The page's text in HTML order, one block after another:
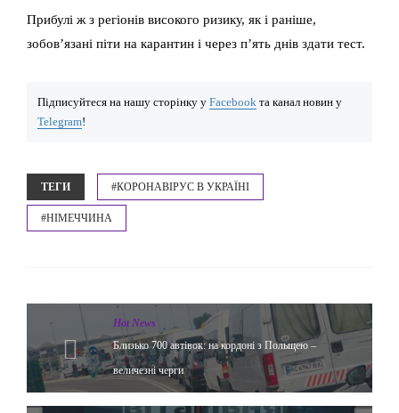
Прибулі ж з регіонів високого ризику, як і раніше,
зобов’язані піти на карантин і через п’ять днів здати тест.
Підписуйтеся на нашу сторінку у Facebook та канал новин у
Telegram!
ТЕГИ #КОРОНАВІРУС В УКРАЇНІ
#НІМЕЧЧИНА
Hot News
Близько 700 автівок: на кордоні з Польщею –
величезні черги